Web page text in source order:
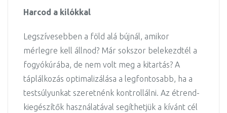
Harcod a kilókkal
Legszívesebben a föld alá bújnál, amikor
mérlegre kell állnod? Már sokszor belekezdtél a
fogyókúrába, de nem volt meg a kitartás? A
táplálkozás optimalizálása a legfontosabb, ha a
testsúlyunkat szeretnénk kontrollálni. Az étrend-
kiegészítők használatával segíthetjük a kívánt cél